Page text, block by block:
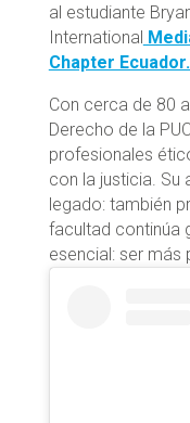
al estudiante
International
Chapter Ecuador.
Con cerca de 80
Derecho de la
profesionales
con la justicia. Su
legado: también
facultad continúa
esencial: ser más